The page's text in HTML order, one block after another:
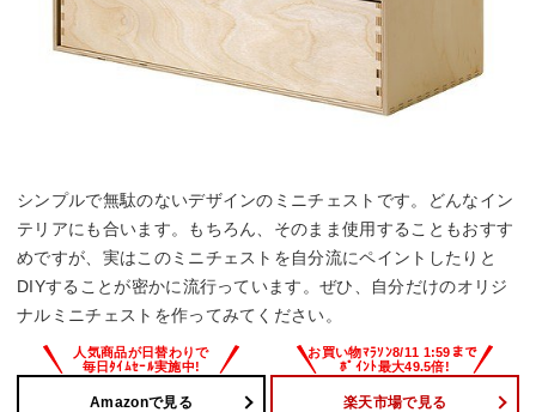
シンプルで無駄のないデザインのミニチェストです。どんなイン
テリアにも合います。もちろん、そのまま使用することもおすす
めですが、実はこのミニチェストを自分流にペイントしたりと
DIYすることが密かに流行っています。ぜひ、自分だけのオリジ
ナルミニチェストを作ってみてください。
Amazonで見る 楽天市場で見る